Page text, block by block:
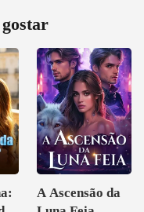
gostar
A Ascensão da